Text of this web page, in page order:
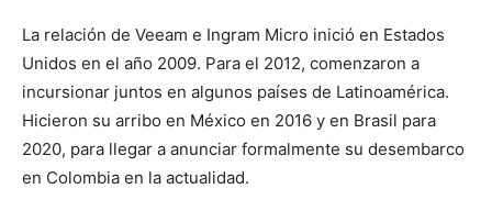
La relación de Veeam e Ingram Micro inició en Estados
Unidos en el año 2009. Para el 2012, comenzaron a
incursionar juntos en algunos países de Latinoamérica.
Hicieron su arribo en México en 2016 y en Brasil para
2020, para llegar a anunciar formalmente su desembarco
en Colombia en la actualidad.